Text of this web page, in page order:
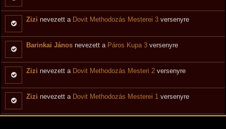
Zizi nevezett a Dovit Methodozás Mesterei 3 versenyre
Barinkai János nevezett a Páros Kupa 3 versenyre
Zizi nevezett a Dovit Methodozás Mesteri 2 versenyre
Zizi nevezett a Dovit Methodozás Mesterei 1 versenyre